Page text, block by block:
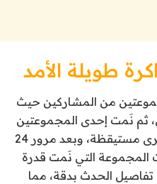
طويلة الأمد
من المشاركين حيث
ثم نَمت إحدى المجموعتين
لمدة 8 ساعات بينما بقيت الأخرى مستيقظة، وبعد مرور 24
أظهرت المجموعة التي نَمت قدرة
تفاصيل الحدث بدقة، مما